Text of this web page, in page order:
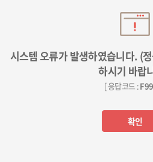
시스템 오류가 발생하였습니다. (
하시기 바랍
[ 응답코드 :
확인